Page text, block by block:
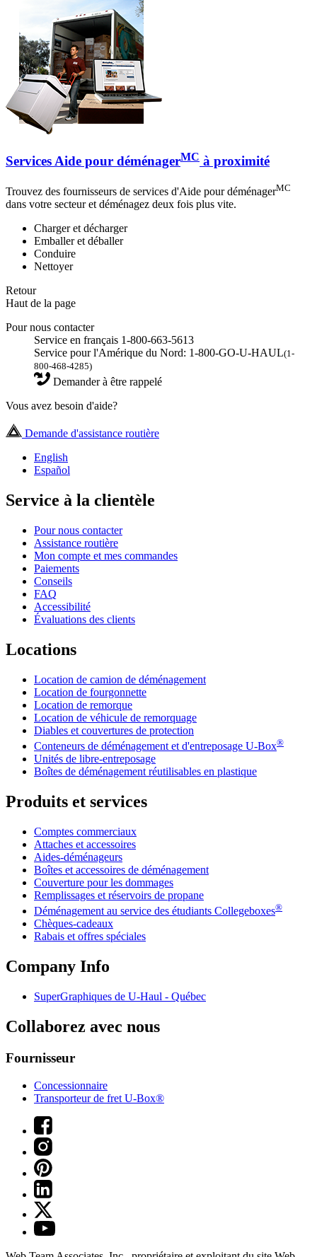
Services Aide pour déménagerMC à proximité
Trouvez des fournisseurs de services d'Aide pour déménagerMC
dans votre secteur et déménagez deux fois plus vite.
Charger et décharger
Emballer et déballer
Conduire
Nettoyer
Retour
Haut de la page
Pour nous contacter
Service en français 1-800-663-5613
Service pour l'Amérique du Nord: 1-800-GO-U-HAUL(1-
800-468-4285)
Demander à être rappelé
Vous avez besoin d'aide?
Demande d'assistance routière
English
Español
Service à la clientèle
Pour nous contacter
Assistance routière
Mon compte et mes commandes
Paiements
Conseils
FAQ
Accessibilité
Évaluations des clients
Locations
Location de camion de déménagement
Location de fourgonnette
Location de remorque
Location de véhicule de remorquage
Diables et couvertures de protection
Conteneurs de déménagement et d'entreposage U-Box®
Unités de libre-entreposage
Boîtes de déménagement réutilisables en plastique
Produits et services
Comptes commerciaux
Attaches et accessoires
Aides-déménageurs
Boîtes et accessoires de déménagement
Couverture pour les dommages
Remplissages et réservoirs de propane
Déménagement au service des étudiants Collegeboxes®
Chèques-cadeaux
Rabais et offres spéciales
Company Info
SuperGraphiques de U-Haul - Québec
Collaborez avec nous
Fournisseur
Concessionnaire
Transporteur de fret U-Box®